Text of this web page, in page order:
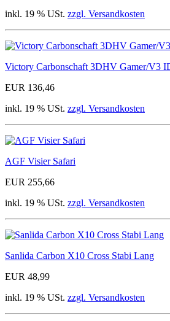
inkl. 19 % USt. zzgl. Versandkosten
Victory Carbonschaft 3DHV Gamer/V3
EUR 136,46
inkl. 19 % USt. zzgl. Versandkosten
AGF Visier Safari
EUR 255,66
inkl. 19 % USt. zzgl. Versandkosten
Sanlida Carbon X10 Cross Stabi Lang
EUR 48,99
inkl. 19 % USt. zzgl. Versandkosten